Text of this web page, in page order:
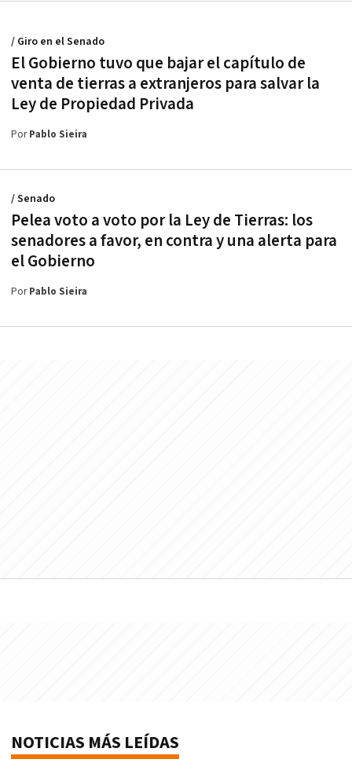
El Gobierno tuvo que bajar el capítulo de
venta de tierras a extranjeros para salvar la
Ley de Propiedad Privada
/ Giro en el Senado
PorPablo Sieira
Pelea voto a voto por la Ley de Tierras: los
senadores a favor, en contra y una alerta para
el Gobierno
/ Senado
PorPablo Sieira
NOTICIAS MÁS LEÍDAS